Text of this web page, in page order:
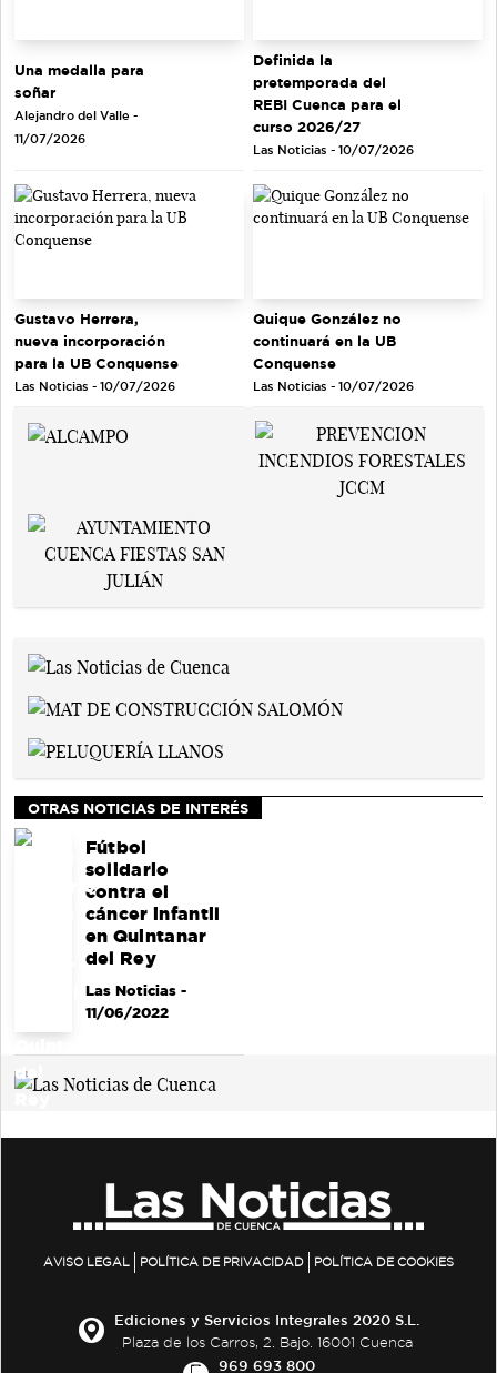
Una medalla para
soñar
Alejandro del Valle -
11/07/2026
Definida la
pretemporada del
REBI Cuenca para el
curso 2026/27
Las Noticias - 10/07/2026
Gustavo Herrera,
nueva incorporación
para la UB Conquense
Las Noticias - 10/07/2026
Quique González no
continuará en la UB
Conquense
Las Noticias - 10/07/2026
OTRAS NOTICIAS DE INTERÉS
Fútbol
solidario
contra el
cáncer infantil
en Quintanar
del Rey
Las Noticias-
11/06/2022
AVISO LEGAL POLÍTICA DE PRIVACIDAD POLÍTICA DE COOKIES
Ediciones y Servicios Integrales 2020 S.L.
Plaza de los Carros, 2. Bajo. 16001 Cuenca
969 693 800